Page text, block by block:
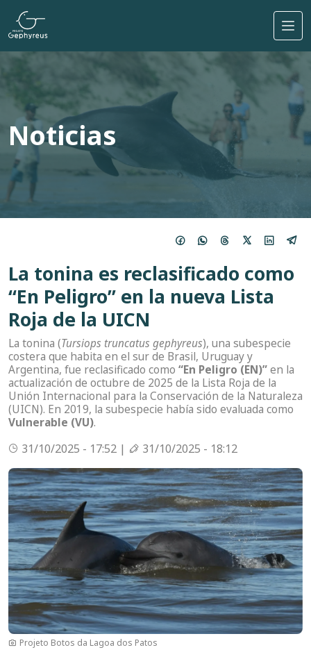
Pasar al contenido principal
Noticias
La tonina es reclasificado como
“En Peligro” en la nueva Lista
Roja de la UICN
La tonina (Tursiops truncatus gephyreus), una subespecie
costera que habita en el sur de Brasil, Uruguay y
Argentina, fue reclasificado como “En Peligro (EN)”en la
actualización de octubre de 2025 de la Lista Roja de la
Unión Internacional para la Conservación de la Naturaleza
(UICN). En 2019, la subespecie había sido evaluada como
Vulnerable (VU).
31/10/2025 - 17:52 |
31/10/2025 - 18:12
Imagen
Projeto Botos da Lagoa dos Patos